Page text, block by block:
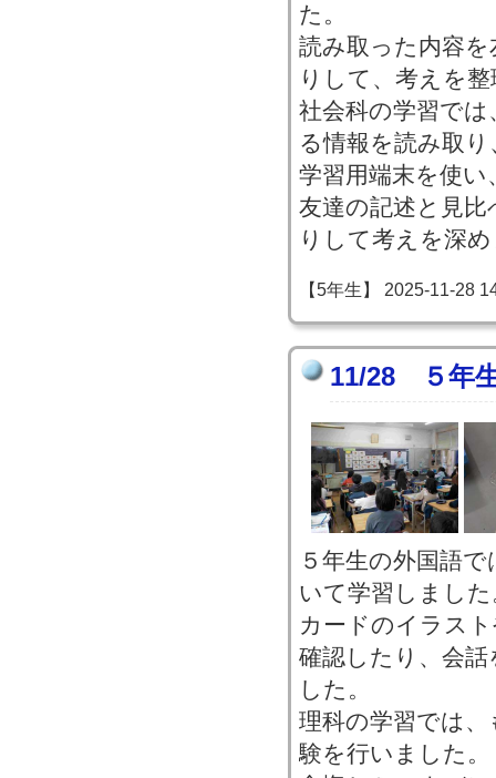
た。
読み取った内容
りして、考えを
社会科の学習で
る情報を読み取
学習用端末を使
友達の記述と見
りして考えを深
【5年生】 2025-11-28
11/28 ５年
５年生の外国語
いて学習しました
カードのイラス
確認したり、会
した。
理科の学習では
験を行いました。